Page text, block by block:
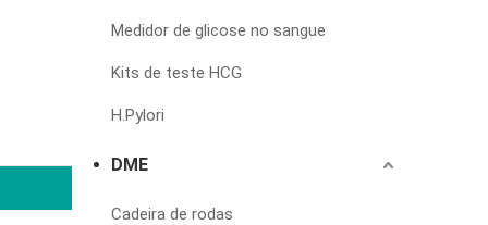
Medidor de glicose no sangue
Kits de teste HCG
H.Pylori
DME
Cadeira de rodas